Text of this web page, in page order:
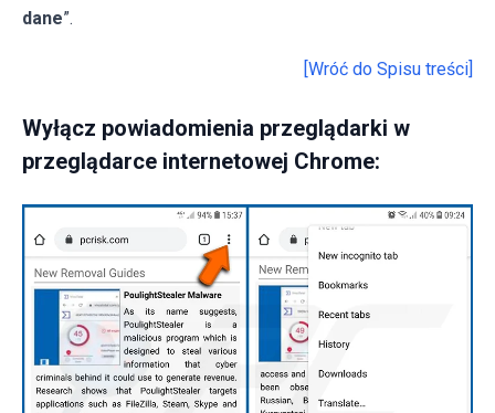
dane”.
[Wróć do Spisu treści]
Wyłącz powiadomienia przeglądarki w
przeglądarce internetowej Chrome: